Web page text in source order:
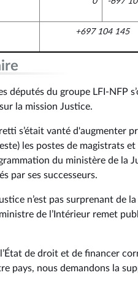
+697 104 145
députés du groupe LFI-NFP
la mission Justice.
s’était vanté d'augmenter
les postes de magistrats
du ministère de la
par ses successeurs.
n’est pas surprenant de la
de l’Intérieur remet
de droit et de financer
pays, nous demandons la